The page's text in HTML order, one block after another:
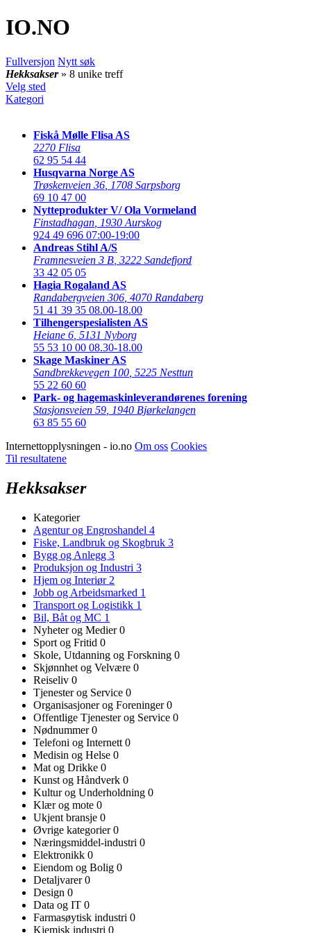
IO.NO
Fullversjon Nytt søk
Hekksakser » 8 unike treff
Velg sted
Kategori
Fiskå Mølle Flisa AS
2270 Flisa
62 95 54 44
Husqvarna Norge AS
Trøskenveien 36 1708 Sarpsborg
69 10 47 00
Nytteprodukter V/ Ola Vormeland
Finstadhagan 1930 Aurskog
924 49 696 07:00-19:00
Andreas Stihl A/S
Framnesveien 3 B 3222 Sandefjord
33 42 05 05
Hagia Rogaland AS
Randabergveien 306 4070 Randaberg
51 41 39 35 08.00-18.00
Tilhengerspesialisten AS
Heiane 6 5131 Nyborg
55 53 10 00 08.30-18.00
Skage Maskiner AS
Sandbrekkevegen 100 5225 Nesttun
55 22 60 60
Park- og hagemaskinleverandørenes forening
Stasjonsveien 59 1940 Bjørkelangen
63 85 55 60
Internettopplysningen - io.no Om oss Cookies
Til resultatene
Hekksakser
Kategorier
Agentur og Engroshandel 4
Fiske, Landbruk og Skogbruk 3
Bygg og Anlegg 3
Produksjon og Industri 3
Hjem og Interiør 2
Jobb og Arbeidsmarked 1
Transport og Logistikk 1
Bil, Båt og MC 1
Nyheter og Medier0
Sport og Fritid 0
Skole, Utdanning og Forskning 0
Skjønnhet og Velvære 0
Reiseliv 0
Tjenester og Service 0
Organisasjoner og Foreninger0
Offentlige Tjenester og Service 0
Nødnummer0
Telefoni og Internett 0
Medisin og Helse 0
Mat og Drikke 0
Kunst og Håndverk 0
Kultur og Underholdning 0
Klær og mote 0
Ukjent bransje 0
Øvrige kategorier0
Næringsmiddel-industri 0
Elektronikk 0
Eiendom og Bolig 0
Detaljvarer0
Design 0
Data og IT 0
Farmasøytisk industri 0
Kjemisk industri 0